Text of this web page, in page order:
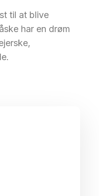
til at blive
har en drøm